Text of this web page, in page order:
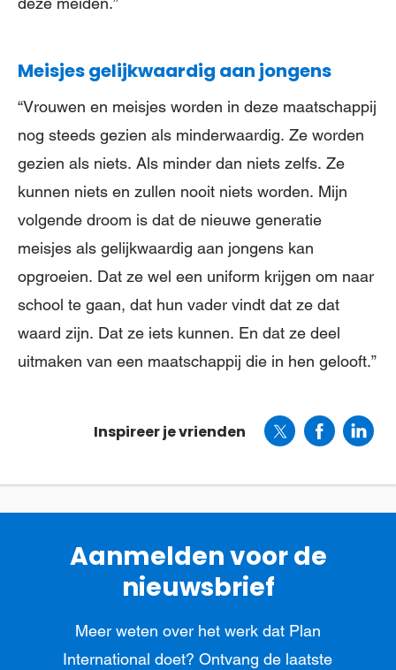
Meisjes gelijkwaardig aan jongens
“Vrouwen en meisjes worden in deze maatschappij
nog steeds gezien als minderwaardig. Ze worden
gezien als niets. Als minder dan niets zelfs. Ze
kunnen niets en zullen nooit niets worden. Mijn
volgende droom is dat de nieuwe generatie
meisjes als gelijkwaardig aan jongens kan
opgroeien. Dat ze wel een uniform krijgen om naar
school te gaan, dat hun vader vindt dat ze dat
waard zijn. Dat ze iets kunnen. En dat ze deel
uitmaken van een maatschappij die in hen gelooft.”
Inspireer je vrienden
Aanmelden voor de
nieuwsbrief
Meer weten over het werk dat Plan
International doet? Ontvang de laatste